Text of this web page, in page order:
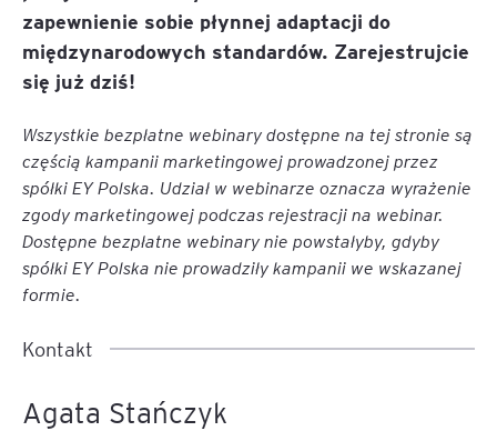
zapewnienie sobie płynnej adaptacji do
międzynarodowych standardów. Zarejestrujcie
się już dziś!
Wszystkie bezpłatne webinary dostępne na tej stronie są
częścią kampanii marketingowej prowadzonej przez
spółki EY Polska. Udział w webinarze oznacza wyrażenie
zgody marketingowej podczas rejestracji na webinar.
Dostępne bezpłatne webinary nie powstałyby, gdyby
spółki EY Polska nie prowadziły kampanii we wskazanej
formie.
Kontakt
Agata Stańczyk